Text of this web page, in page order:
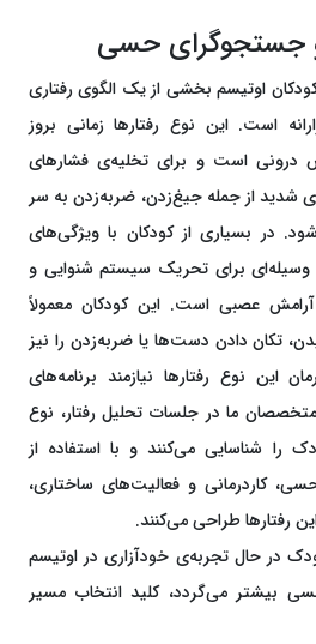
و جستجوگرای حسی
اوتیسم بخشی از یک الگوی رفتاری
است. این نوع رفتارها زمانی بروز
درونی است و برای تخلیه‌ی فشارهای
شدید از جمله جیغ‌زدن، ضربه‌زدن به سر
در بسیاری از کودکان با ویژگی‌های
برای تحریک سیستم شنوایی و
عصبی است. این کودکان معمولاً
تکان دادن دست‌ها یا ضربه‌زدن را نیز
این نوع رفتارها نیازمند برنامه‌های
ما در جلسات تحلیل رفتار، نوع
شناسایی می‌کنند و با استفاده از
کاردرمانی و فعالیت‌های ساختاری،
رفتارها طراحی می‌کنند.
در حال تجربه‌ی خودآزاری در اوتیسم
بیشتر می‌گردد، کلید انتخاب مسیر